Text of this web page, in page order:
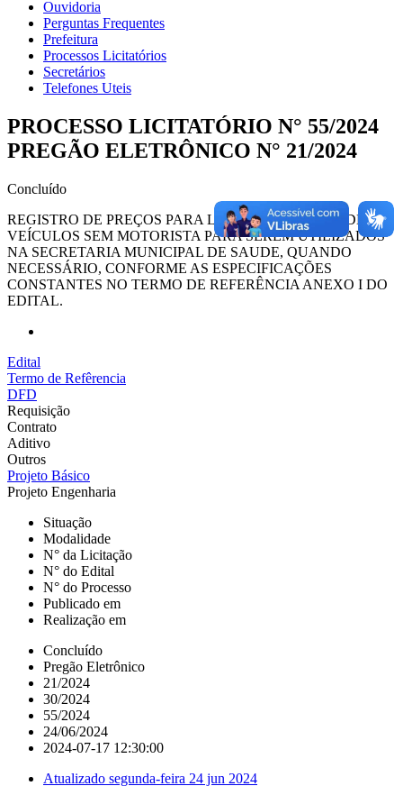
Ouvidoria
Perguntas Frequentes
Prefeitura
Processos Licitatórios
Secretários
Telefones Uteis
PROCESSO LICITATÓRIO N° 55/2024
PREGÃO ELETRÔNICO N° 21/2024
Concluído
REGISTRO DE PREÇOS PARA LOCAÇÃO MENSAL DE
VEÍCULOS SEM MOTORISTA PARA SEREM UTILIZADOS
NA SECRETARIA MUNICIPAL DE SAUDE, QUANDO
NECESSÁRIO, CONFORME AS ESPECIFICAÇÕES
CONSTANTES NO TERMO DE REFERÊNCIA ANEXO I DO
EDITAL.
Edital
Termo de Refêrencia
DFD
Requisição
Contrato
Aditivo
Outros
Projeto Básico
Projeto Engenharia
Situação
Modalidade
N° da Licitação
N° do Edital
N° do Processo
Publicado em
Realização em
Concluído
Pregão Eletrônico
21/2024
30/2024
55/2024
24/06/2024
2024-07-17 12:30:00
Atualizado segunda-feira 24 jun 2024